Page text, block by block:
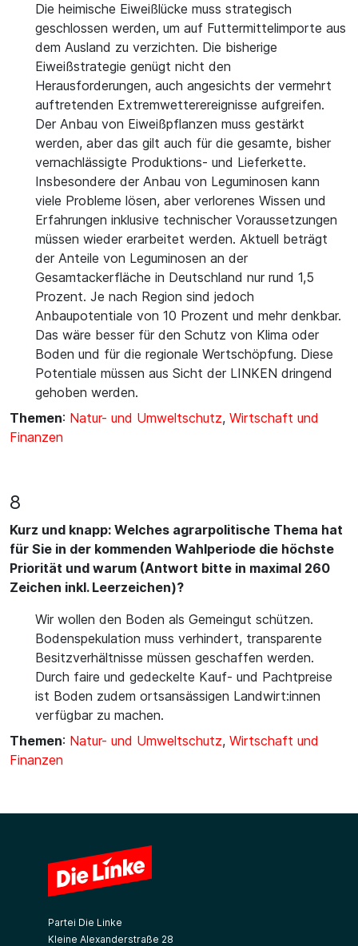
Die heimische Eiweißlücke muss strategisch
geschlossen werden, um auf Futtermittelimporte aus
dem Ausland zu verzichten. Die bisherige
Eiweißstrategie genügt nicht den
Herausforderungen, auch angesichts der vermehrt
auftretenden Extremwetterereignisse aufgreifen.
Der Anbau von Eiweißpflanzen muss gestärkt
werden, aber das gilt auch für die gesamte, bisher
vernachlässigte Produktions- und Lieferkette.
Insbesondere der Anbau von Leguminosen kann
viele Probleme lösen, aber verlorenes Wissen und
Erfahrungen inklusive technischer Voraussetzungen
müssen wieder erarbeitet werden. Aktuell beträgt
der Anteile von Leguminosen an der
Gesamtackerfläche in Deutschland nur rund 1,5
Prozent. Je nach Region sind jedoch
Anbaupotentiale von 10 Prozent und mehr denkbar.
Das wäre besser für den Schutz von Klima oder
Boden und für die regionale Wertschöpfung. Diese
Potentiale müssen aus Sicht der LINKEN dringend
gehoben werden.
Themen: Natur- und Umweltschutz, Wirtschaft und
Finanzen
8
Kurz und knapp: Welches agrarpolitische Thema hat
für Sie in der kommenden Wahlperiode die höchste
Priorität und warum (Antwort bitte in maximal 260
Zeichen inkl. Leerzeichen)?
Wir wollen den Boden als Gemeingut schützen.
Bodenspekulation muss verhindert, transparente
Besitzverhältnisse müssen geschaffen werden.
Durch faire und gedeckelte Kauf- und Pachtpreise
ist Boden zudem ortsansässigen Landwirt:innen
verfügbar zu machen.
Themen: Natur- und Umweltschutz, Wirtschaft und
Finanzen
Partei Die Linke
Kleine Alexanderstraße 28